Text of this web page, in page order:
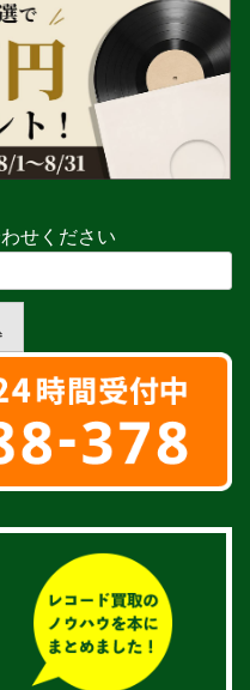
せください